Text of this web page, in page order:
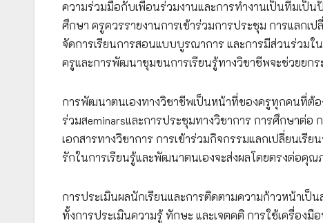
ความร่วมมือกับเพื่อนร่วมงานและการทำงานเป็นทีมเป็
ศึกษา ครูควรรายงานการเข้าร่วมการประชุม การแลกเ
จัดการเรียนการสอนแบบบูรณาการ และการมีส่วนร่วมใ
ครูและการพัฒนาชุมชนการเรียนรู้ทางวิชาชีพจะช่วยย
การพัฒนาตนเองทางวิชาชีพเป็นหน้าที่ของครูทุกคนที่ต้อ
ร่วมสeminarsและการประชุมทางวิชาการ การศึกษาต่
เอกสารทางวิชาการ การเข้าร่วมกิจกรรมแลกเปลี่ยนเรี
รักในการเรียนรู้และพัฒนาตนเองจะส่งผลโดยตรงต่อคุ
การประเมินผลนักเรียนและการติดตามความก้าวหน้าเ
ทั้งการประเมินความรู้ ทักษะ และเจตคติ การใช้เครื่อง